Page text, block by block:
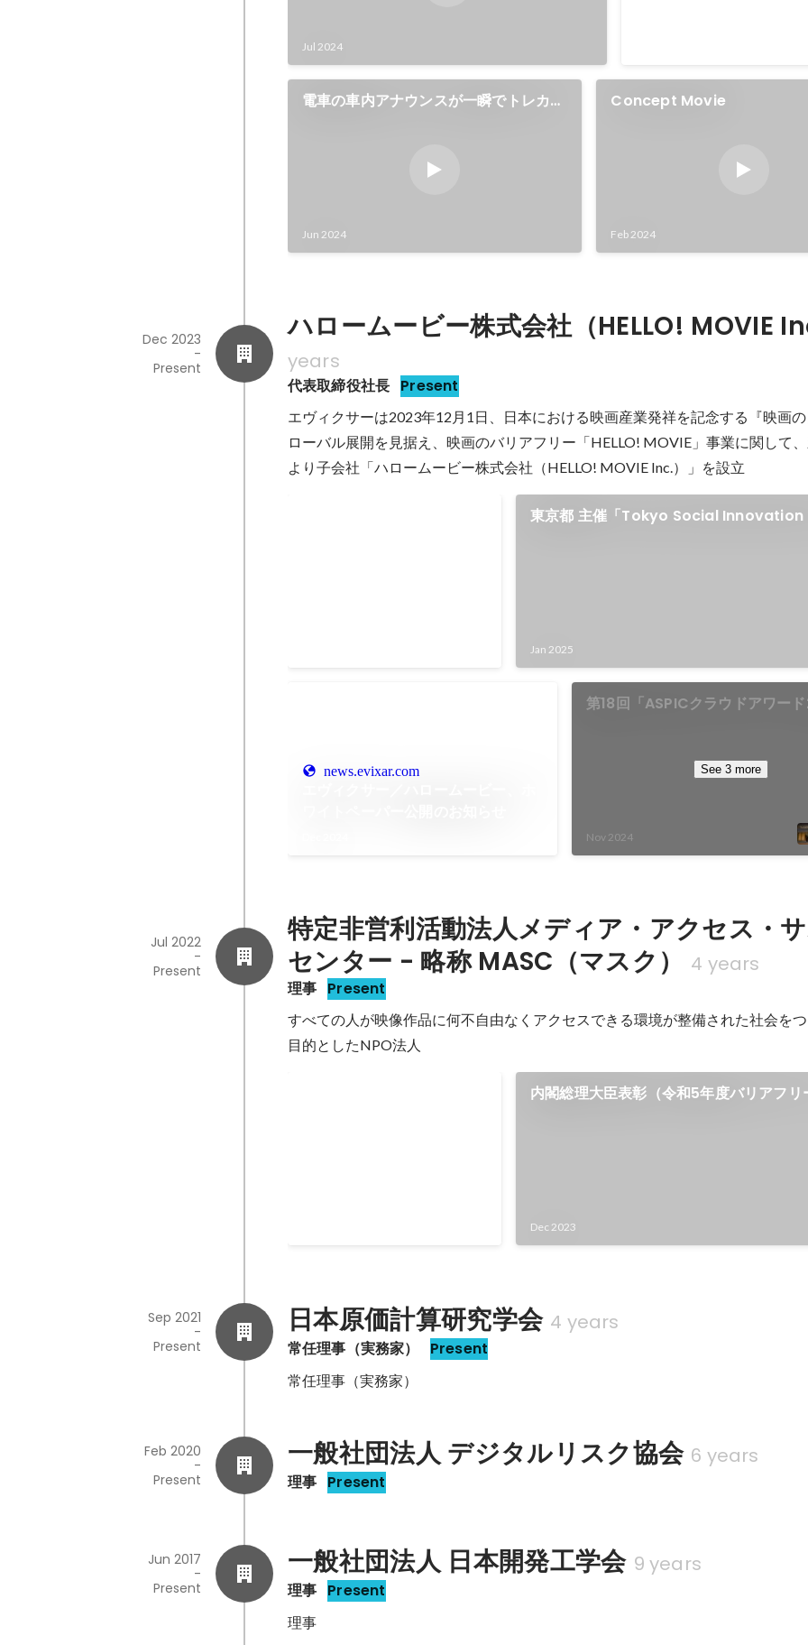
Jul 2024
電車の車内アナウンスが一瞬でトレカに
Lottery” Launches, a service that
Jun 2024
Concept Movie
Feb 2024
ハロームービー株式会社（HELLO! MOVIE
years
代表取締役社長 Present
Dec 2023
-
Present
エヴィクサーは2023年12月1日、日本における映画産業発祥を記念する『映画
ローバル展開を見据え、映画のバリアフリー「HELLO! MOVIE」事業に関して
より子会社「ハロームービー株式会社（HELLO! MOVIE Inc.）」を設立
東京都 主催「Tokyo Social Innovation
Jan 2025
news.evixar.com
第18回「ASPICクラウドアワー
Nov 2024
See 3 more
特定非営利活動法人メディア・アクセス・
センター - 略称 MASC（マスク）
4 years
理事 Present
Jul 2022
-
Present
すべての人が映像作品に何不自由なくアクセスできる環境が整備された社会を
目的としたNPO法人
内閣総理大臣表彰（令和5年度バリアフリ
Dec 2023
日本原価計算研究学会 4 years
常任理事（実務家） Present
Sep 2021
-
Present
常任理事（実務家）
一般社団法人 デジタルリスク協会 6 years
理事 Present
Feb 2020
-
Present
一般社団法人 日本開発工学会 9 years
理事 Present
Jun 2017
-
Present
理事